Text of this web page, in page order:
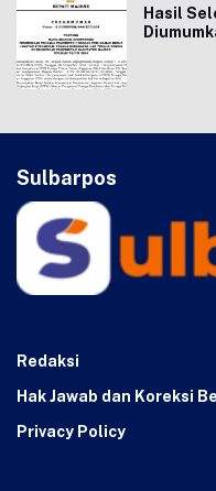
Hasil
Sulbarpos
Redaksi
Hak Jawab dan Koreksi
Privacy Policy